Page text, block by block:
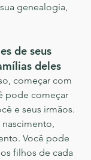
genealogia,
de seus
deles
começar com
pode começar
e seus irmãos.
Você pode
filhos de cada